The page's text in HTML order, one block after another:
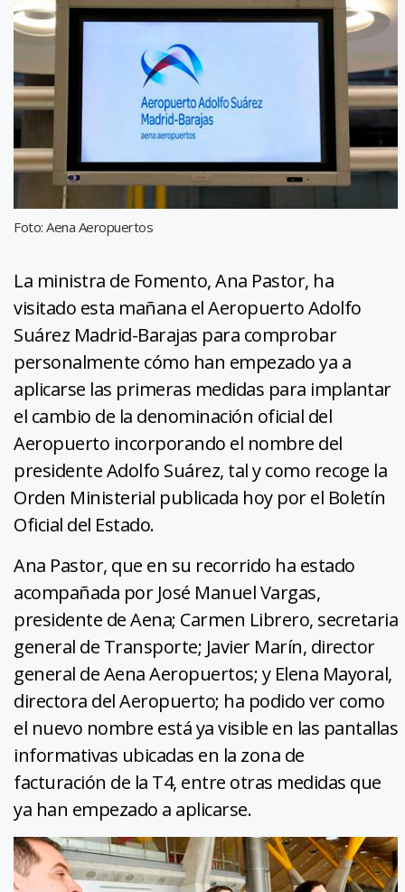
Foto: Aena Aeropuertos
La ministra de Fomento, Ana Pastor, ha
visitado esta mañana el Aeropuerto Adolfo
Suárez Madrid-Barajas para comprobar
personalmente cómo han empezado ya a
aplicarse las primeras medidas para implantar
el cambio de la denominación oficial del
Aeropuerto incorporando el nombre del
presidente Adolfo Suárez, tal y como recoge la
Orden Ministerial publicada hoy por el Boletín
Oficial del Estado.
Ana Pastor, que en su recorrido ha estado
acompañada por José Manuel Vargas,
presidente de Aena; Carmen Librero, secretaria
general de Transporte; Javier Marín, director
general de Aena Aeropuertos; y Elena Mayoral,
directora del Aeropuerto; ha podido ver como
el nuevo nombre está ya visible en las pantallas
informativas ubicadas en la zona de
facturación de la T4, entre otras medidas que
ya han empezado a aplicarse.